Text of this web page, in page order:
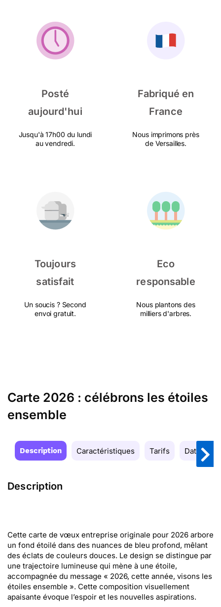
Posté
aujourd'hui
Jusqu'à 17h00 du lundi
au vendredi.
Fabriqué en
France
Nous imprimons près
de Versailles.
Toujours
satisfait
Un soucis ? Second
envoi gratuit.
Eco
responsable
Nous plantons des
milliers d'arbres.
Carte 2026 : célébrons les étoiles
ensemble
Description Caractéristiques Tarifs Date de
Description
Cette carte de vœux entreprise originale pour 2026 arbore
un fond étoilé dans des nuances de bleu profond, mêlant
des éclats de couleurs douces. Le design se distingue par
une trajectoire lumineuse qui mène à une étoile,
accompagnée du message « 2026, cette année, visons les
étoiles ensemble ». Cette composition visuellement
apaisante évoque l’espoir et les nouvelles aspirations.